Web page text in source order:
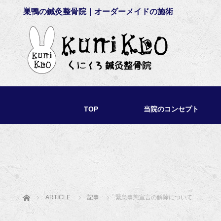
巣鴨の鍼灸整骨院｜オーダーメイドの施術
TOP 当院のコンセプト
ホーム ARTICLE 記事 緊急事態宣言の解除について